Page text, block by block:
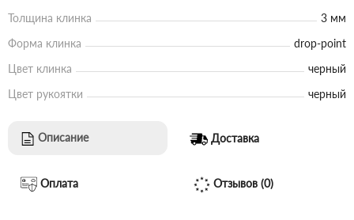
Толщина клинка
3 мм
Форма клинка
drop-point
Цвет клинка
черный
Цвет рукоятки
черный
Описание Доставка
Оплата Отзывов (0)